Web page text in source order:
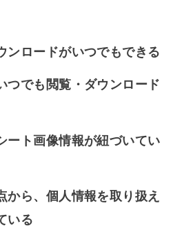
ンロードがいつでもできる
つでも閲覧・ダウンロード
ート画像情報が紐づいてい
から、個人情報を取り扱え
いる